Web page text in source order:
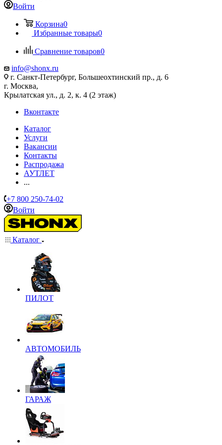
Войти
Корзина0
Избранные товары0
Сравнение товаров0
info@shonx.ru
г. Санкт-Петербург, Большеохтинский пр., д. 6
г. Москва,
Крылатская ул., д. 2, к. 4 (2 этаж)
Вконтакте
Каталог
Услуги
Вакансии
Контакты
Распродажа
АУТЛЕТ
...
+7 800 250-74-02
Войти
Каталог
ПИЛОТ
АВТОМОБИЛЬ
ГАРАЖ